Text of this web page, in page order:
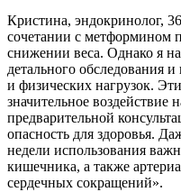
Кристина, эндокринолог,
сочетании с метформином
снижении веса. Однако я
детального обследования
и физических нагрузок.
значительное воздействие
предварительной
опасность для здоровья.
недели использования
кишечника, а также
сердечных сокращений».